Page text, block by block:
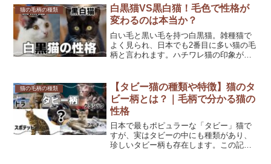
猫の不思議なパワーについて、ご紹介し
ます。三毛猫が「幸運を呼...
猫の毛柄の種類
白黒猫VS黒白猫！毛色で性格が
変わるのは本当か？
白い毛と黒い毛を持つ白黒猫。雑種猫で
よく見られ、日本でも2番目に多い猫の毛
柄と言われます。ハチワレ猫の印象が強
しょう！白黒猫の4つのカラーパターン白
と黒の割合や、色の入り...
猫の毛柄の種類
【タビー猫の種類や特徴】猫のタ
ビー柄とは？｜毛柄で分かる猫の
性格
日本で最もポピュラーな「タビー」猫で
すが、実はタビーの中にも種類があり、
珍しいタビー柄も存在します。この記事